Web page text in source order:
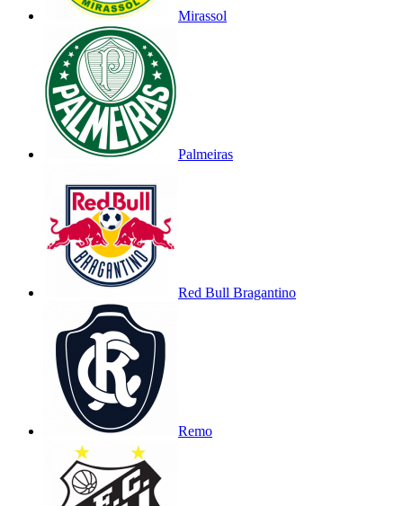
Mirassol
Palmeiras
Red Bull Bragantino
Remo